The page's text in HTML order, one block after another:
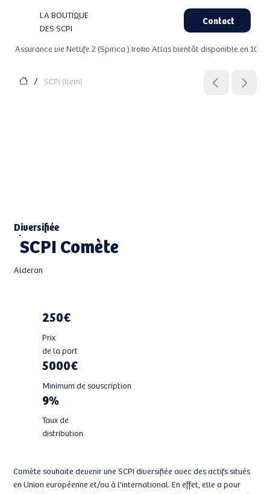
LA BOUTIQUE
DES SCPI
Assurance vie Netlife 2 (Spirica ) Iroko Atlas bientôt disponible en 100%
Contact
/ SCPI (Item)
Diversifiée
SCPI Comète
Alderan
5000€
Minimum de souscription
250€
Prix
de la part
9%
Taux de
distribution
Comète souhaite devenir une SCPI diversifiée avec des actifs situés
en Union européenne et/ou à l'international. En effet, elle a pour